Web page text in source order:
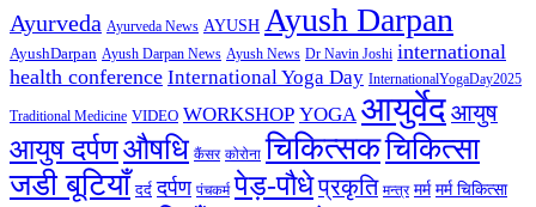
Ayurveda Ayurveda News AYUSH Ayush Darpan
AyushDarpan Ayush Darpan News Ayush News Dr Navin Joshi international
health conference International Yoga Day InternationalYogaDay2025
Traditional Medicine VIDEO WORKSHOP YOGA आयुर्वेदआयुष
आयुष दर्पणऔषधि कैंसर कोरोना चिकित्सकचिकित्सा
जडी बूटियाँ दर्द दर्पण पंचकर्म पेड़-पौधेप्रकृति मन्त्र मर्म मर्म चिकित्सा